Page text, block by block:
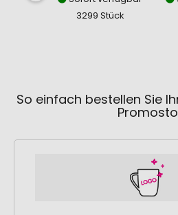
3299 Stück
So einfach bestellen Sie